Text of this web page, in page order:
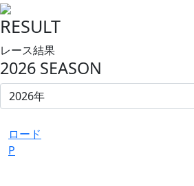
RESULT
レース結果
2026 SEASON
ロード
P